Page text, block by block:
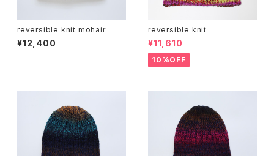
reversible knit mohair
¥12,400
reversible knit
¥11,610
10%OFF